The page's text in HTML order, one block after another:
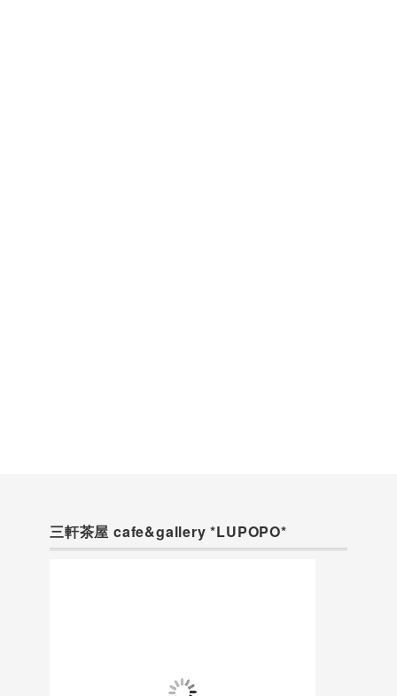
三軒茶屋 cafe&gallery *LUPOPO*